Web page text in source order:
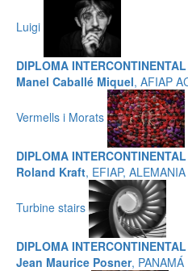
Luigi
DIPLOMA
Manel Caballé Miquel, AFIAP
Vermells i Morats
DIPLOMA
Roland Kraft, EFIAP, ALEMANIA
Turbine stairs
DIPLOMA
Jean Maurice Posner, PANAMÁ